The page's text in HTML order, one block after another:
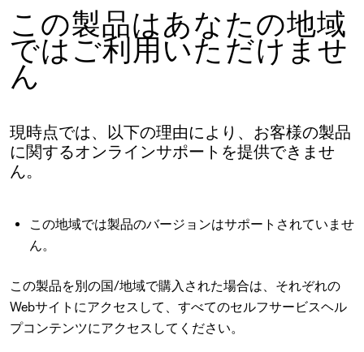
この製品はあなたの地域
ではご利用いただけませ
ん
現時点では、以下の理由により、お客様の製品
に関するオンラインサポートを提供できませ
ん。
この地域では製品のバージョンはサポートされていませ
ん。
この製品を別の国/地域で購入された場合は、それぞれの
Webサイトにアクセスして、すべてのセルフサービスヘル
プコンテンツにアクセスしてください。